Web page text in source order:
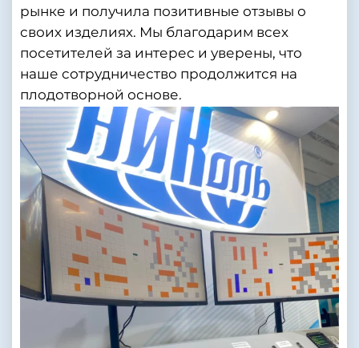
рынке и получила позитивные отзывы о
своих изделиях. Мы благодарим всех
посетителей за интерес и уверены, что
наше сотрудничество продолжится на
плодотворной основе.